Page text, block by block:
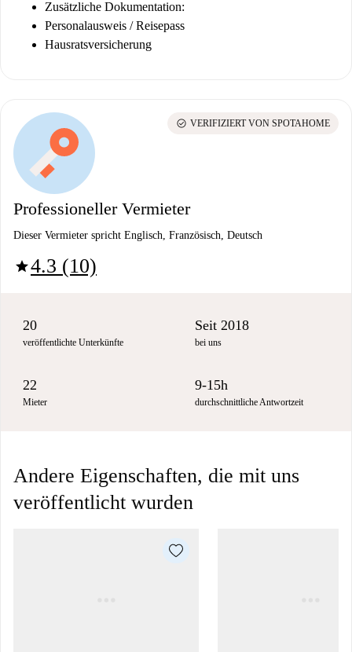
Zusätzliche Dokumentation:
Personalausweis / Reisepass
Hausratsversicherung
Professioneller Vermieter
Dieser Vermieter spricht Englisch, Französisch, Deutsch
star4.3 (10)
check_circle VERIFIZIERT VON SPOTAHOME
20
veröffentlichte Unterkünfte
Seit 2018
bei uns
22
Mieter
9-15h
durchschnittliche Antwortzeit
Andere Eigenschaften, die mit uns
veröffentlicht wurden